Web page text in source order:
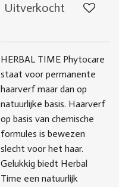
Uitverkocht
HERBAL TIME Phytocare
staat voor permanente
haarverf maar dan op
natuurlijke basis. Haarverf
op basis van chemische
formules is bewezen
slecht voor het haar.
Gelukkig biedt Herbal
Time een natuurlijk